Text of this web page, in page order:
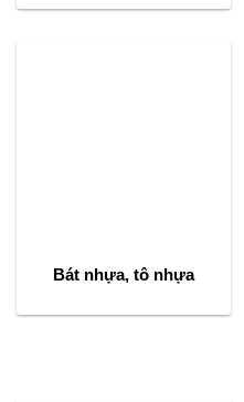
Bát nhựa, tô nhựa